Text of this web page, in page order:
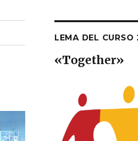
LEMA DEL
«Together»